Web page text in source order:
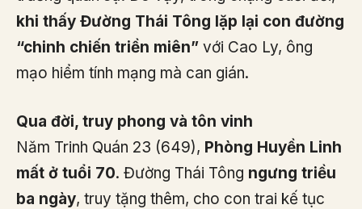
khi thấy Đường Thái Tông lặp lại con đường
“chinh chiến triền miên” với Cao Ly, ông
mạo hiểm tính mạng mà can gián.
Qua đời, truy phong và tôn vinh
Năm Trinh Quán 23 (649), Phòng Huyền Linh
mất ở tuổi 70. Đường Thái Tông ngưng triều
ba ngày, truy tặng thêm, cho con trai kế tục